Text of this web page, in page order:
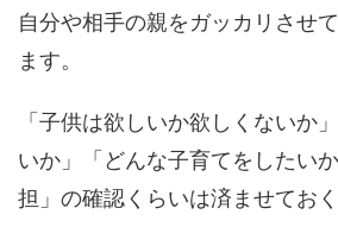
自分や相手の親をガッカリさせ
ます。
「子供は欲しいか欲しくないか
いか」「どんな子育てをしたい
担」の確認くらいは済ませてお